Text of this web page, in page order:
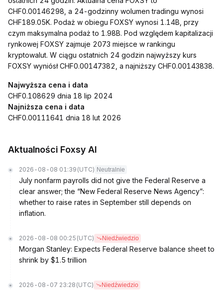
CHF0.00146298, a 24-godzinny wolumen tradingu wynosi
CHF189.05K. Podaż w obiegu FOXSY wynosi 1.14B, przy
czym maksymalna podaż to 1.98B. Pod względem kapitalizacji
rynkowej FOXSY zajmuje 2073 miejsce w rankingu
kryptowalut. W ciągu ostatnich 24 godzin najwyższy kurs
FOXSY wyniósł CHF0.00147382, a najniższy CHF0.00143838.
Najwyższa cena i data
CHF0.108629 dnia 18 lip 2024
Najniższa cena i data
CHF0.00111641 dnia 18 lut 2026
Aktualności Foxsy AI
2026-08-08 01:39 (UTC) Neutralnie
July nonfarm payrolls did not give the Federal Reserve a
clear answer; the “New Federal Reserve News Agency”:
whether to raise rates in September still depends on
inflation.
2026-08-08 00:25 (UTC) Niedźwiedzio
Morgan Stanley: Expects Federal Reserve balance sheet to
shrink by $1.5 trillion
2026-08-07 23:28 (UTC) Niedźwiedzio